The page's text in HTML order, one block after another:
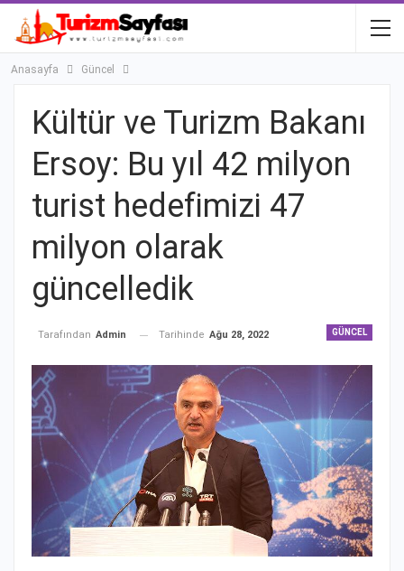
Anasayfa Güncel
Kültür ve Turizm Bakanı
Ersoy: Bu yıl 42 milyon
turist hedefimizi 47
milyon olarak
güncelledik
GÜNCEL
Tarafından Admin Tarihinde Ağu 28, 2022